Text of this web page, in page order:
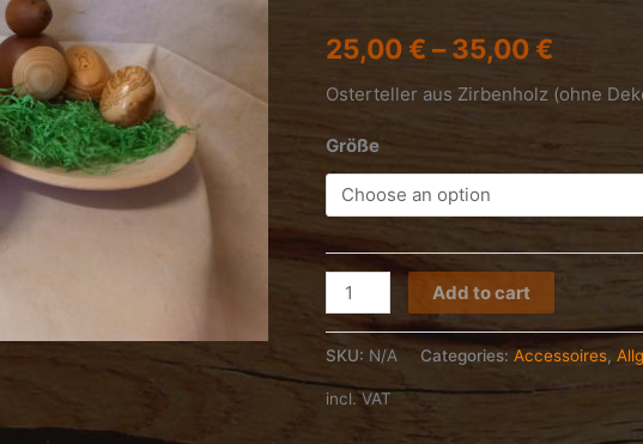
25,00€ –35,00 €
Osterteller aus Zirbenholz (ohne
Größe
nachhaltige
Osterteller
aus
Zirbenholz
Add to cart
SKU: N/A Categories: Accessoires,
incl. VAT